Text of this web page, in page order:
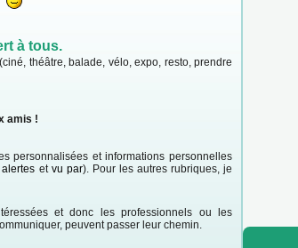
à tous.
théâtre, balade, vélo, expo, resto, prendre
amis !
personnalisées et informations personnelles
et vu par). Pour les autres rubriques, je
et donc les professionnels ou les
peuvent passer leur chemin.